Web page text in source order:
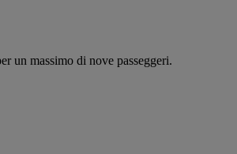
un massimo di nove passeggeri.